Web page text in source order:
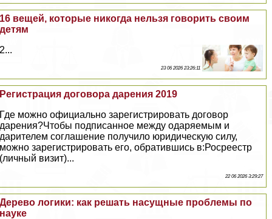
16 вещей, которые никогда нельзя говорить своим
детям
2...
23 06 2026 23:26:11
Регистрация договора дарения 2019
Где можно официально зарегистрировать договор
дарения?Чтобы подписанное между одаряемым и
дарителем соглашение получило юридическую силу,
можно зарегистрировать его, обратившись в:Росреестр
(личный визит)...
22 06 2026 3:29:27
Дерево логики: как решать насущные проблемы по
науке